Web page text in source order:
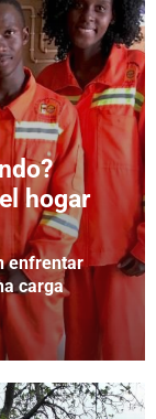
hogar
enfrentar
carga